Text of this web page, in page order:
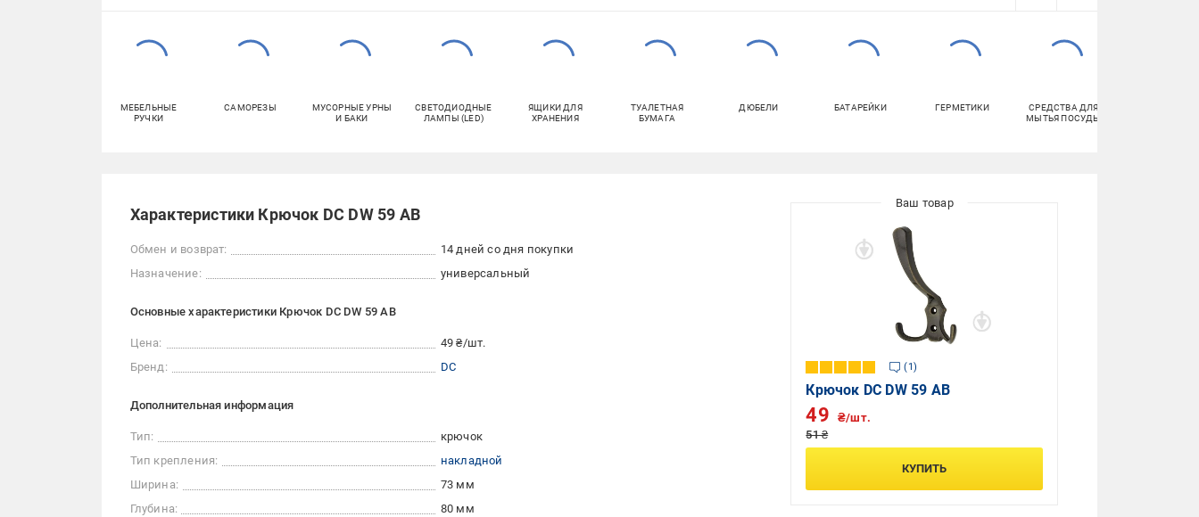
МЕБЕЛЬНЫЕ
РУЧКИ
САМОРЕЗЫ
МУСОРНЫЕ УРНЫ
И БАКИ
СВЕТОДИОДНЫЕ
ЛАМПЫ (LED)
ЯЩИКИ ДЛЯ
ХРАНЕНИЯ
ТУАЛЕТНАЯ
БУМАГА
ДЮБЕЛИ БАТАРЕЙКИ ГЕРМЕТИКИ
СРЕДСТВА ДЛЯ
МЫТЬЯ ПОСУДЫ
Характеристики Крючок DC DW 59 AB
Обмен и возврат:
14 дней со дня покупки
Назначение:
универсальный
Основные характеристики Крючок DC DW 59 AB
Цена:
49 ₴/шт.
Бренд:
DC
Дополнительная информация
Тип:
крючок
Тип крепления:
накладной
Ширина:
73 мм
Глубина:
80 мм
1
Крючок DC DW 59 AB
51 ₴
49 ₴/шт.
КУПИТЬ